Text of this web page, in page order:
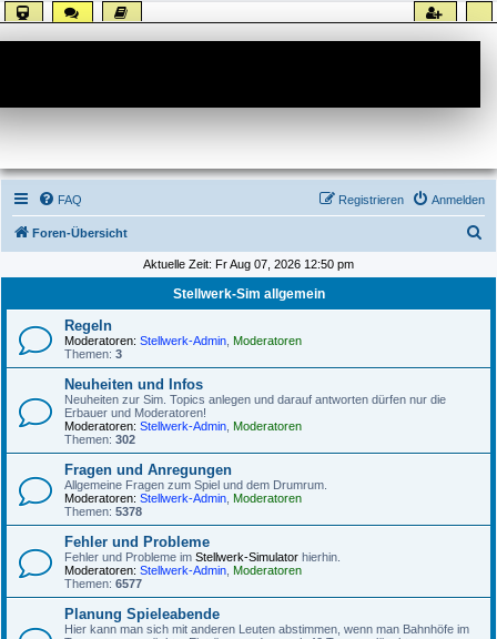
FAQ Anmelden
Registrieren
Foren-Übersicht
h
Aktuelle Zeit: Fr Aug 07, 2026 12:50 pm
Stellwerk-Sim allgemein
Regeln
Moderatoren: Stellwerk-Admin Moderatoren
Themen: 3
Neuheiten und Infos
Neuheiten zur Sim. Topics anlegen und darauf antworten dürfen nur die
Erbauer und Moderatoren!
Moderatoren: Stellwerk-Admin Moderatoren
Themen: 302
Fragen und Anregungen
Allgemeine Fragen zum Spiel und dem Drumrum.
Moderatoren: Stellwerk-Admin Moderatoren
Themen: 5378
Fehler und Probleme
Fehler und Probleme im Stellwerk-Simulator hierhin.
Moderatoren: Stellwerk-Admin Moderatoren
Themen: 6577
Planung Spieleabende
Hier kann man sich mit anderen Leuten abstimmen, wenn man Bahnhöfe im